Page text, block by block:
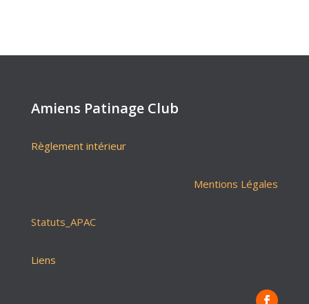
Amiens Patinage Club
Règlement intérieur
Mentions Légales
Statuts_APAC
Liens